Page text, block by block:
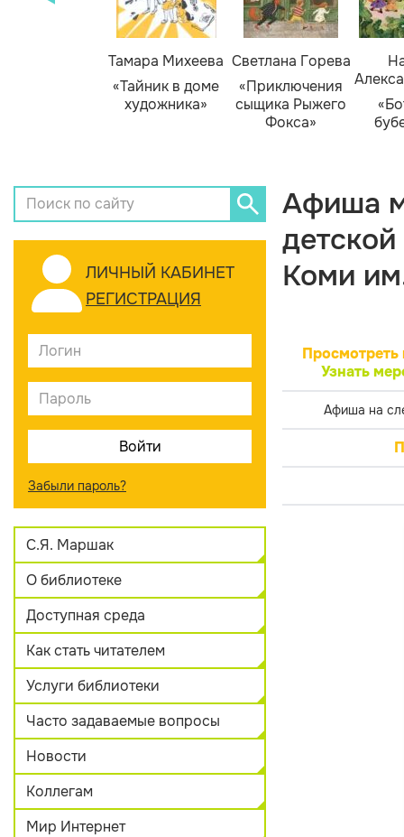
Тамара Михеева
«Тайник в доме
художника»
Светлана Горева
«Приключения
сыщика Рыжего
Фокса»
ЛИЧНЫЙ КАБИНЕТ
РЕГИСТРАЦИЯ
Забыли пароль?
С.Я. Маршак
О библиотеке
Доступная среда
Как стать читателем
Услуги библиотеки
Часто задаваемые вопросы
Новости
Коллегам
Мир Интернет
Афиша
Коми
Просмотреть
Узнать
Афиша на